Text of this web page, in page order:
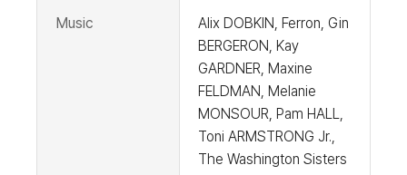
Music
Alix DOBKIN, Ferron, Gin
BERGERON, Kay
GARDNER, Maxine
FELDMAN, Melanie
MONSOUR, Pam HALL,
Toni ARMSTRONG Jr.,
The Washington Sisters